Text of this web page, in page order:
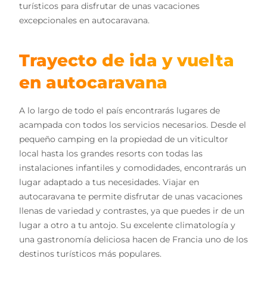
turísticos para disfrutar de unas vacaciones
excepcionales en autocaravana.
Trayecto de ida y vuelta
en autocaravana
A lo largo de todo el país encontrarás lugares de
acampada con todos los servicios necesarios. Desde el
pequeño camping en la propiedad de un viticultor
local hasta los grandes resorts con todas las
instalaciones infantiles y comodidades, encontrarás un
lugar adaptado a tus necesidades. Viajar en
autocaravana te permite disfrutar de unas vacaciones
llenas de variedad y contrastes, ya que puedes ir de un
lugar a otro a tu antojo. Su excelente climatología y
una gastronomía deliciosa hacen de Francia uno de los
destinos turísticos más populares.